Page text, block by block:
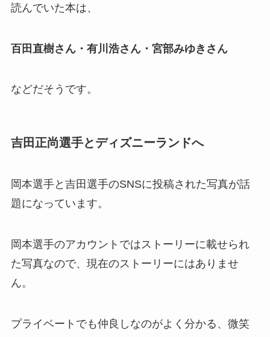
読んでいた本は、
百田直樹さん・有川浩さん・宮部みゆきさん
などだそうです。
吉田正尚選手とディズニーランドへ
岡本選手と吉田選手のSNSに投稿された写真が話
題になっています。
岡本選手のアカウントではストーリーに載せられ
た写真なので、現在のストーリーにはありませ
ん。
プライベートでも仲良しなのがよく分かる、微笑